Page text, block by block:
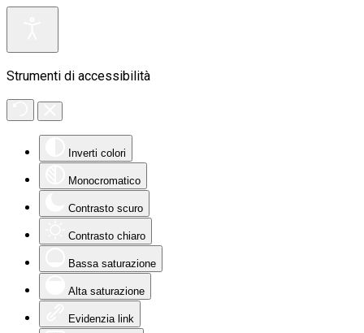
Strumenti di accessibilità
Inverti colori
Monocromatico
Contrasto scuro
Contrasto chiaro
Bassa saturazione
Alta saturazione
Evidenzia link